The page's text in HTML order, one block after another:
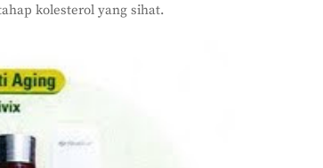
kolesterol yang sihat.